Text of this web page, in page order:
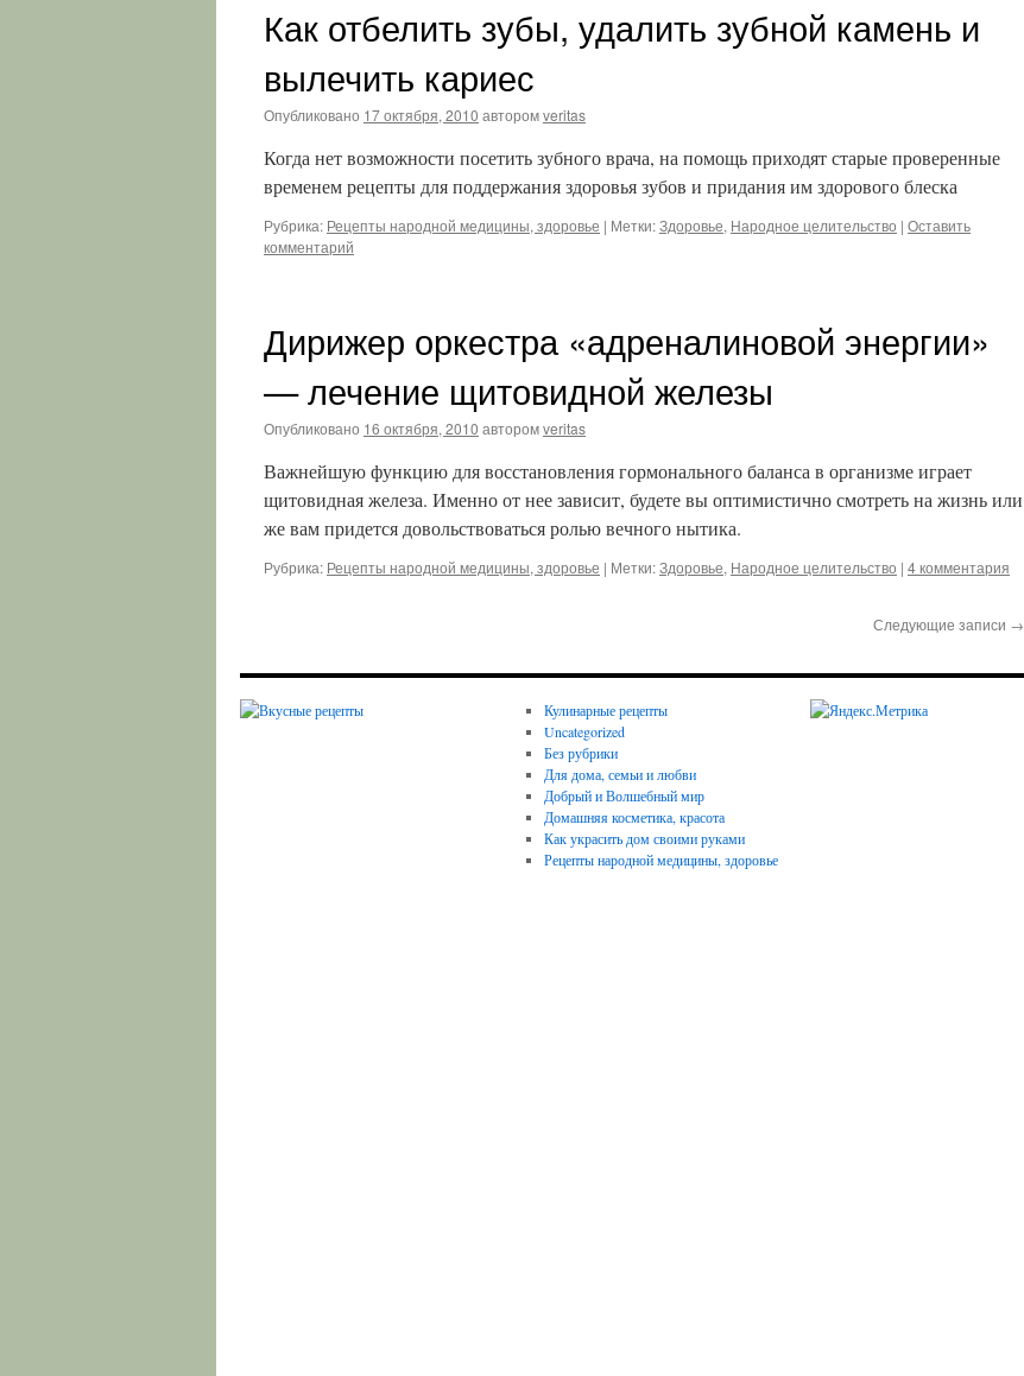
Как отбелить зубы, удалить зубной камень и
вылечить кариес
Опубликовано 17 октября, 2010 авторомveritas
Когда нет возможности посетить зубного врача, на помощь приходят старые проверенные
временем рецепты для поддержания здоровья зубов и придания им здорового блеска
Рубрика: Рецепты народной медицины, здоровье | Метки:Здоровье, Народное целительство | Оставить
комментарий
Дирижер оркестра «адреналиновой энергии»
— лечение щитовидной железы
Опубликовано 16 октября, 2010 авторомveritas
Важнейшую функцию для восстановления гормонального баланса в организме играет
щитовидная железа. Именно от нее зависит, будете вы оптимистично смотреть на жизнь или
же вам придется довольствоваться ролью вечного нытика.
Рубрика: Рецепты народной медицины, здоровье | Метки:Здоровье, Народное целительство | 4 комментария
Следующие записи →
Кулинарные рецепты
Uncategorized
Без рубрики
Для дома, семьи и любви
Добрый и Волшебный мир
Домашняя косметика, красота
Как украсить дом своими руками
Рецепты народной медицины, здоровье